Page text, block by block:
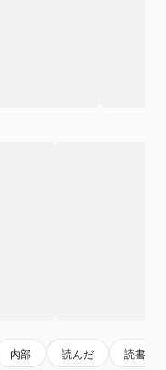
内部 読んだ 読書